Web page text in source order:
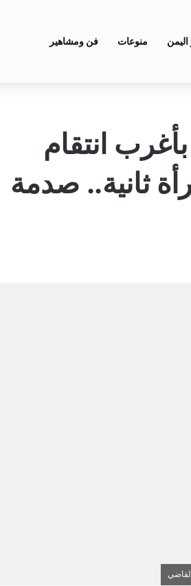
اليمن منوعات فن ومشاهير
انتقام
ثانية.. صدمة